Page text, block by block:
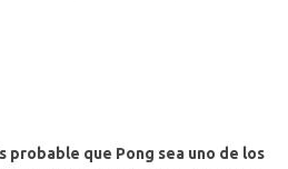
probable que Pong sea uno de los